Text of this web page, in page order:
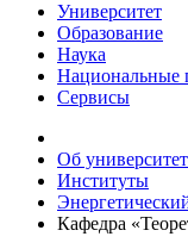
Университет
Образование
Наука
Национальные
Сервисы
Об
Институты
Кафедра